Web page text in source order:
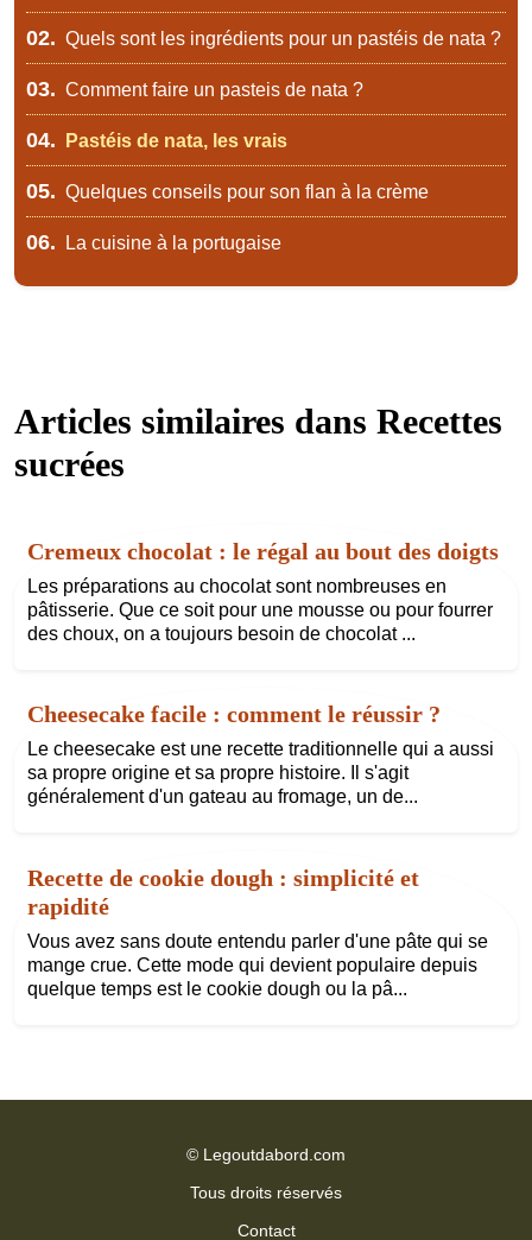
02. Quels sont les ingrédients pour un pastéis de nata ?
03. Comment faire un pasteis de nata ?
04. Pastéis de nata, les vrais
05. Quelques conseils pour son flan à la crème
06. La cuisine à la portugaise
Articles similaires dans Recettes
sucrées
Cremeux chocolat : le régal au bout des doigts
Les préparations au chocolat sont nombreuses en
pâtisserie. Que ce soit pour une mousse ou pour fourrer
des choux, on a toujours besoin de chocolat ...
Cheesecake facile : comment le réussir ?
Le cheesecake est une recette traditionnelle qui a aussi
sa propre origine et sa propre histoire. Il s'agit
généralement d'un gateau au fromage, un de...
Recette de cookie dough : simplicité et
rapidité
Vous avez sans doute entendu parler d'une pâte qui se
mange crue. Cette mode qui devient populaire depuis
quelque temps est le cookie dough ou la pâ...
© Legoutdabord.com
Tous droits réservés
Contact